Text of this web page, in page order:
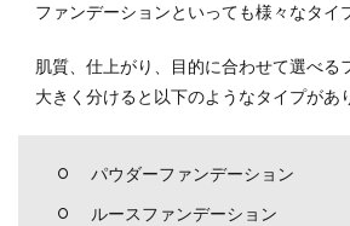
ファンデーションといっても様々なタイ
肌質、仕上がり、目的に合わせて選べる
大きく分けると以下のようなタイプがあ
パウダーファンデーション
ルースファンデーション